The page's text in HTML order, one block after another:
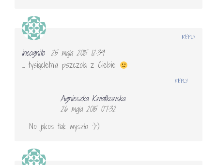
incognito 25 maja 2015 12:39
… tysiącletnia pszczoła z Ciebie
REPLY
Agnieszka Kwiatkowska
26 maja 2015 07:32
No jakos tak wyszło :):)
REPLY